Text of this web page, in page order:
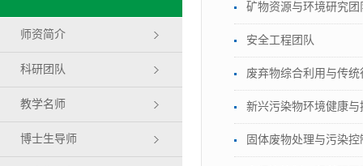
师资简介
科研团队
教学名师
博士生导师
矿物资源与环境研究团
安全工程团队
废弃物综合利用与传
新兴污染物环境健康
固体废物处理与污染